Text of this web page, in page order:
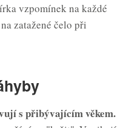
vzpomínek na každé
zatažené čelo při
s přibývajícím věkem.